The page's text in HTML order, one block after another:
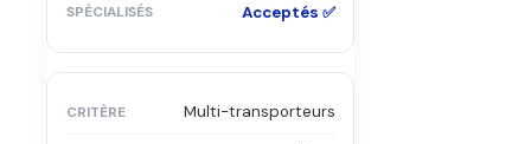
Acceptés ✅
Multi-transporteurs